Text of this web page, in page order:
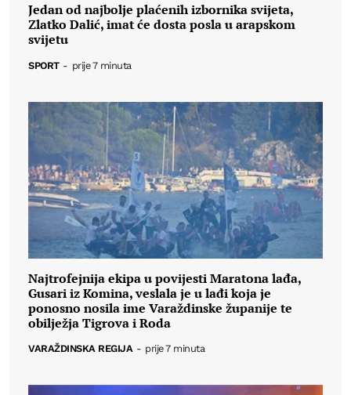
Jedan od najbolje plaćenih izbornika svijeta,
Zlatko Dalić, imat će dosta posla u arapskom
svijetu
SPORT - prije 7 minuta
Najtrofejnija ekipa u povijesti Maratona lađa,
Gusari iz Komina, veslala je u lađi koja je
ponosno nosila ime Varaždinske županije te
obilježja Tigrova i Roda
VARAŽDINSKA REGIJA - prije 7 minuta